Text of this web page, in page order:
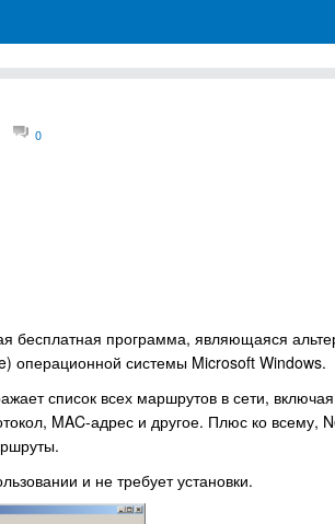
0
бесплатная программа, являющаяся
операционной системы Microsoft Windows.
список всех маршрутов в сети,
MAC-адрес и другое. Плюс ко всему,
и не требует установки.